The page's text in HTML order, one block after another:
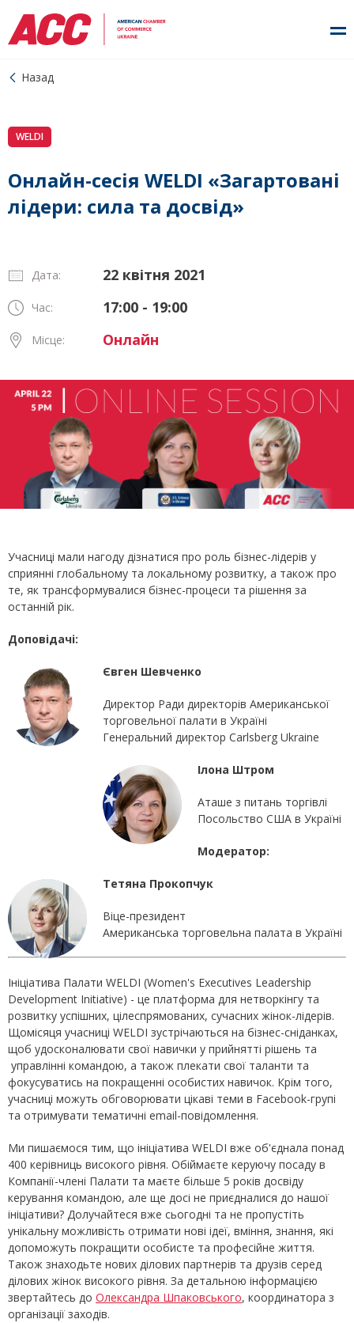
Назад
WELDI
Онлайн-сесія WELDI «Загартовані
лідери: сила та досвід»
Дата: 22 квітня 2021
Час: 17:00 - 19:00
Місце: Онлайн
Учасниці мали нагоду дізнатися про роль бізнес-лідерів у
сприянні глобальному та локальному розвитку, а також про
те, як трансформувалися бізнес-процеси та рішення за
останній рік.
Доповідачі:
Євген Шевченко
Директор Ради директорів Американської
торговельної палати в Україні
Генеральний директор Carlsberg Ukraine
Ілона Штром
Аташе з питань торгівлі
Посольство США в Україні
Модератор:
Тетяна Прокопчук
Віце-президент
Американська торговельна палата в Україні
Ініціатива Палати WELDI (Women's Executives Leadership
Development Initiative) - це платформа для нетворкінгу та
розвитку успішних, цілеспрямованих, сучасних жінок-лідерів.
Щомісяця учасниці WELDI зустрічаються на бізнес-сніданках,
щоб удосконалювати свої навички у прийнятті рішень та
управлінні командою, а також плекати свої таланти та
фокусуватись на покращенні особистих навичок. Крім того,
учасниці можуть обговорювати цікаві теми в Facebook-групі
та отримувати тематичні email-повідомлення.
Ми пишаємося тим, що ініціатива WELDI вже об'єднала понад
400 керівниць високого рівня. Обіймаєте керуючу посаду в
Компанії-члені Палати та маєте більше 5 років досвіду
керування командою, але ще досі не приєдналися до нашої
ініціативи? Долучайтеся вже сьогодні та не пропустіть
унікальну можливість отримати нові ідеї, вміння, знання, які
допоможуть покращити особисте та професійне життя.
Також знаходьте нових ділових партнерів та друзів серед
ділових жінок високого рівня. За детальною інформацією
звертайтесь до Олександра Шпаковського, координатора з
організації заходів.